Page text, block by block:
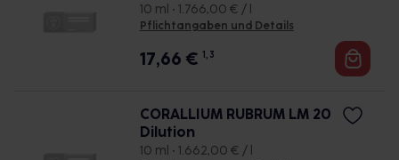
10 ml • 1.766,00 € / l
Pflichtangaben und Details
17,66 € 1, 3
CORALLIUM RUBRUM LM 20
Dilution
10 ml • 1.662,00 € / l